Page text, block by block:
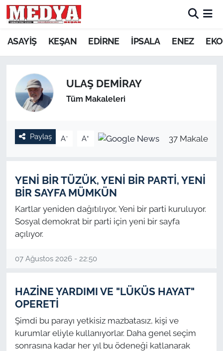
ASAYİŞ KEŞAN EDİRNE İPSALA ENEZ
ULAŞ DEMİRAY
Tüm Makaleleri
Paylaş A- A+ 37 Makale
YENİ BİR TÜZÜK, YENİ BİR PARTİ, YENİ
BİR SAYFA MÜMKÜN
Kartlar yeniden dağıtılıyor, Yeni bir parti kuruluyor.
Sosyal demokrat bir parti için yeni bir sayfa
açılıyor.
07 Ağustos 2026 - 22:50
HAZİNE YARDIMI VE "LÜKÜS HAYAT"
OPERETİ
Şimdi bu parayı yetkisiz mazbatasız, kişi ve
kurumlar eliyle kullanıyorlar. Daha genel seçim
sonrasına kadar her yıl bu ödeneği katlanarak
KEŞAN
ASAYİŞ
SİYASET
GÜNDEM
SAĞLIK
EĞİTİM
TARIM VE HAYVANCILIK
RESMİ İLAN
SPOR
YAŞAM